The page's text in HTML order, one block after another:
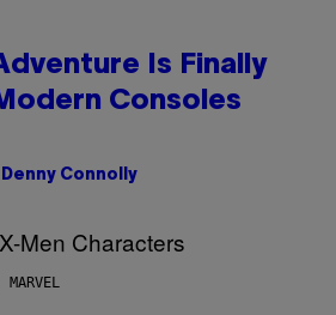
Is Finally
Consoles
Denny Connolly
MARVEL